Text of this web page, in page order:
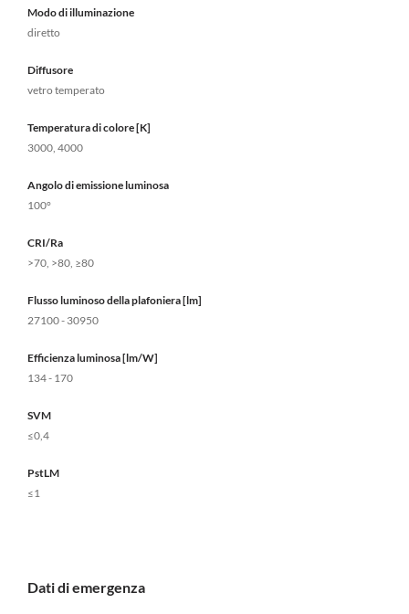
Modo di illuminazione
diretto
Diffusore
vetro temperato
Temperatura di colore [K]
3000, 4000
Angolo di emissione luminosa
100°
CRI/Ra
>70, >80, ≥80
Flusso luminoso della plafoniera [lm]
27100 - 30950
Efficienza luminosa [lm/W]
134 - 170
SVM
≤0,4
PstLM
≤1
Dati di emergenza